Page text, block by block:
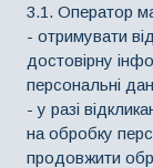
3.1. Оператор
- отримувати
достовірну
персональні
- у разі
на обробку
продовжити